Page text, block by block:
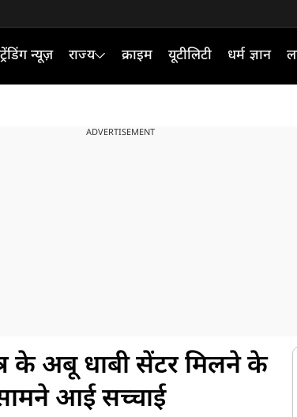
ट्रेंडिंग न्यूज़ राज्य क्राइम यूटीलिटी धर्म ज्ञान
ADVERTISEMENT
के अबू धाबी सेंटर मिलने के
आई सच्चाई